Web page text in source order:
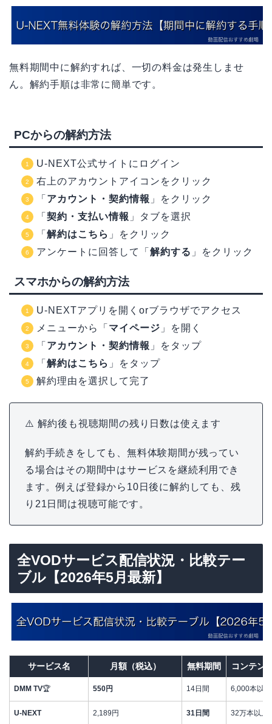
無料期間中に解約すれば、一切の料金は発生しませ
ん。解約手順は非常に簡単です。
PCからの解約方法
U-NEXT公式サイトにログイン
右上のアカウントアイコンをクリック
「 アカウント・契約情報 」をクリック
「 契約・支払い情報 」タブを選択
「 解約はこちら 」をクリック
アンケートに回答して「 解約する 」をクリック
スマホからの解約方法
U-NEXTアプリを開くorブラウザでアクセス
メニューから「 マイページ 」を開く
「 アカウント・契約情報 」をタップ
「 解約はこちら 」をタップ
解約理由を選択して完了
⚠️ 解約後も視聴期間の残り日数は使えます
解約手続きをしても、無料体験期間が残ってい
る場合はその期間中はサービスを継続利用でき
ます。例えば登録から10日後に解約しても、残
り21日間は視聴可能です。
全VODサービス配信状況・比較テー
ブル【2026年5月最新】
サービス名 月額（税込） 無料期間 コンテン
DMM TV🏆 550円 14日間 6,000本以上
U-NEXT 2,189円 31日間 32万本以上